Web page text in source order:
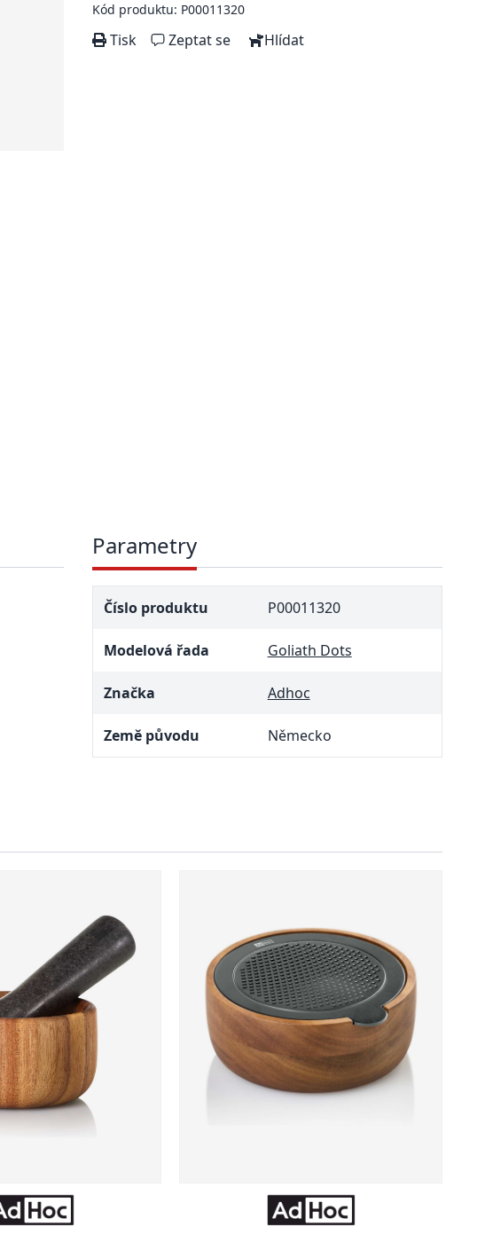
Kód produktu: P00011320
Tisk Zeptat se Hlídat
Parametry
Číslo produktu P00011320
Modelová řada Goliath Dots
Značka Adhoc
Země původu Německo